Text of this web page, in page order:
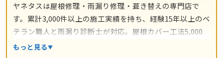
ヤネタスは屋根修理・雨漏り修理・葺き替えの専門店で
す。累計3,000件以上の施工実績を持ち、経験15年以上のベ
テラン職人と雨漏り診断士が対応。屋根カバー工法5,000
円〜/㎡・葺き替え9,800円〜/㎡・漆喰工事3,000円〜/mな
もっと見る